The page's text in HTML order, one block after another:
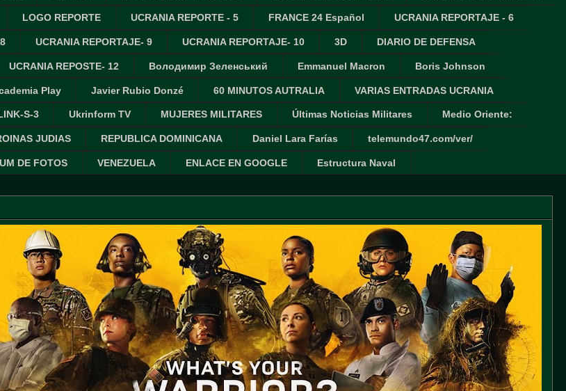
LOGO REPORTE UCRANIA REPORTE - 5 FRANCE 24 Español UCRANIA REPORTAJE - 6
UCRANIA REPORTAJE- 9 UCRANIA REPORTAJE- 10 3D DIARIO DE DEFENSA
UCRANIA REPOSTE- 12 Володимир Зеленський Emmanuel Macron Boris Johnson
Play Javier Rubio Donzé 60 MINUTOS AUTRALIA VARIAS ENTRADAS UCRANIA
S-3 Ukrinform TV MUJERES MILITARES Últimas Noticias Militares Medio Oriente:
JUDIAS REPUBLICA DOMINICANA Daniel Lara Farías telemundo47.com/ver/
DE FOTOS VENEZUELA ENLACE EN GOOGLE Estructura Naval